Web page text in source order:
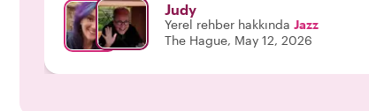
Judy
Yerel rehber hakkında Jazz
The Hague, May 12, 2026